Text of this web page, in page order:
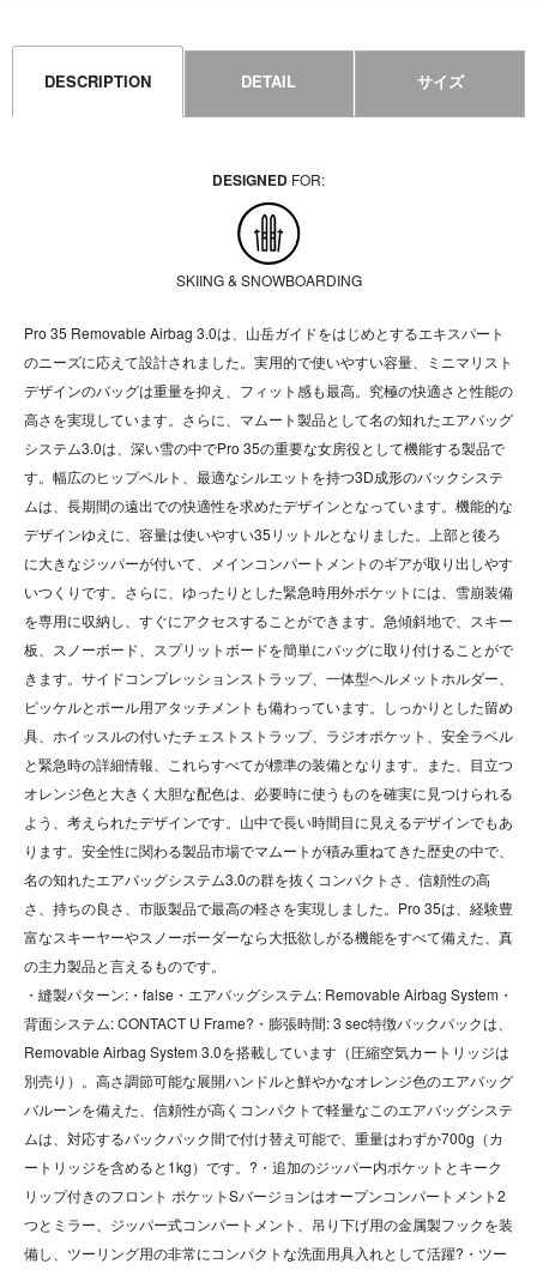
DESCRIPTION DETAIL サイズ
DESIGNED FOR:
SKIING & SNOWBOARDING
Pro 35 Removable Airbag 3.0は、山岳ガイドをはじめとするエキスパート
のニーズに応えて設計されました。実用的で使いやすい容量、ミニマリスト
デザインのバッグは重量を抑え、フィット感も最高。究極の快適さと性能の
高さを実現しています。さらに、マムート製品として名の知れたエアバッグ
システム3.0は、深い雪の中でPro 35の重要な女房役として機能する製品で
す。幅広のヒップベルト、最適なシルエットを持つ3D成形のバックシステ
ムは、長期間の遠出での快適性を求めたデザインとなっています。機能的な
デザインゆえに、容量は使いやすい35リットルとなりました。上部と後ろ
に大きなジッパーが付いて、メインコンパートメントのギアが取り出しやす
いつくりです。さらに、ゆったりとした緊急時用外ポケットには、雪崩装備
を専用に収納し、すぐにアクセスすることができます。急傾斜地で、スキー
板、スノーボード、スプリットボードを簡単にバッグに取り付けることがで
きます。サイドコンプレッションストラップ、一体型ヘルメットホルダー、
ピッケルとポール用アタッチメントも備わっています。しっかりとした留め
具、ホイッスルの付いたチェストストラップ、ラジオポケット、安全ラベル
と緊急時の詳細情報、これらすべてが標準の装備となります。また、目立つ
オレンジ色と大きく大胆な配色は、必要時に使うものを確実に見つけられる
よう、考えられたデザインです。山中で長い時間目に見えるデザインでもあ
ります。安全性に関わる製品市場でマムートが積み重ねてきた歴史の中で、
名の知れたエアバッグシステム3.0の群を抜くコンパクトさ、信頼性の高
さ、持ちの良さ、市販製品で最高の軽さを実現しました。Pro 35は、経験豊
富なスキーヤーやスノーボーダーなら大抵欲しがる機能をすべて備えた、真
の主力製品と言えるものです。
・縫製パターン:・false・エアバッグシステム: Removable Airbag System・
背面システム: CONTACT U Frame?・膨張時間: 3 sec特徴バックパックは、
Removable Airbag System 3.0を搭載しています（圧縮空気カートリッジは
別売り）。高さ調節可能な展開ハンドルと鮮やかなオレンジ色のエアバッグ
バルーンを備えた、信頼性が高くコンパクトで軽量なこのエアバッグシステ
ムは、対応するバックパック間で付け替え可能で、重量はわずか700g（カ
ートリッジを含めると1kg）です。?・追加のジッパー内ポケットとキーク
リップ付きのフロント ポケットSバージョンはオープンコンパートメント2
つとミラー、ジッパー式コンパートメント、吊り下げ用の金属製フックを装
備し、ツーリング用の非常にコンパクトな洗面用具入れとして活躍?・ツー